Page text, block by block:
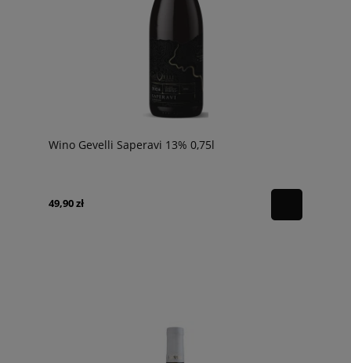
Wino Gevelli Saperavi 13% 0,75l
49,90 zł